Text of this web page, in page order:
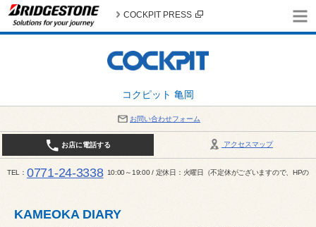
コクピット 亀岡
COCKPIT PRESS
お問い合わせフォーム
アクセスマップ
お店に電話する
TEL 0771-24-3338 10:00～19:00 / 定休日：火曜日（不定休がございますので、HPの
KAMEOKA DIARY